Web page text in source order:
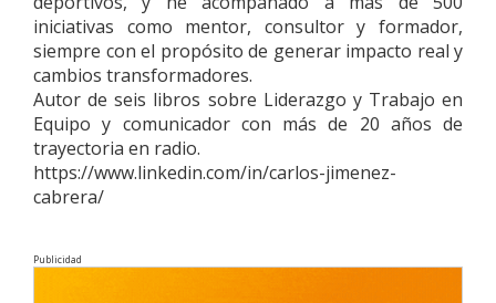
iniciativas como mentor, consultor y formador,
siempre con el propósito de generar impacto real y
cambios transformadores.
Autor de seis libros sobre Liderazgo y Trabajo en
Equipo y comunicador con más de 20 años de
trayectoria en radio.
https://www.linkedin.com/in/carlos-jimenez-
cabrera/
Publicidad